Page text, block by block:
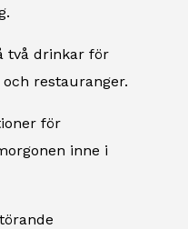
två drinkar för
restauranger.
för
inne i